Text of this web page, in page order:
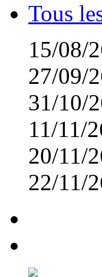
Tous
15/08/
27/09/
31/10/
11/11/
20/11/
22/11/